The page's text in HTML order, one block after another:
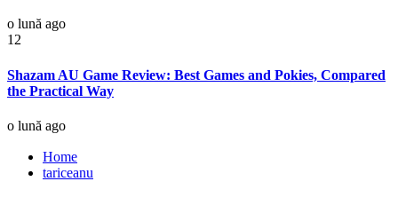
o lună ago
12
Shazam AU Game Review: Best Games and Pokies, Compared
the Practical Way
o lună ago
Home
tariceanu